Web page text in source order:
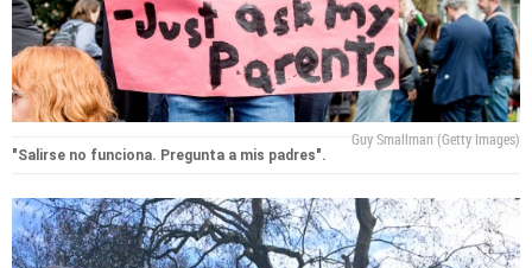
Guy Smallman (Getty Images)
"Salirse no funciona. Pregunta a mis padres".